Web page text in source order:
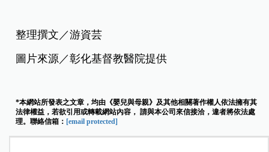
整理撰文／游資芸
圖片來源／彰化基督教醫院提供
*本網站所發表之文章，均由《嬰兒與母親》及其他相關著作權人依法擁有其
法律權益，若欲引用或轉載網站內容， 請與本公司來信接洽，違者將依法處
理。聯絡信箱： [email protected]